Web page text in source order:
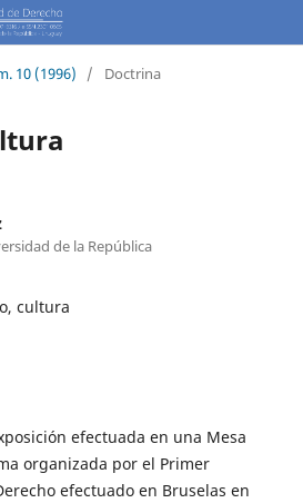
10 (1996) / Doctrina
de la República
cultura
efectuada en una Mesa
organizada por el Primer
efectuado en Bruselas en